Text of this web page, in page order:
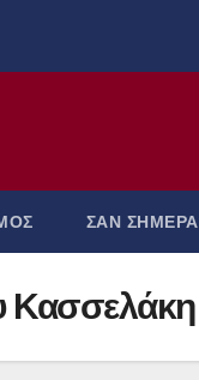
ΣΑΝ ΣΗΜΕΡΑ
Κασσελάκη